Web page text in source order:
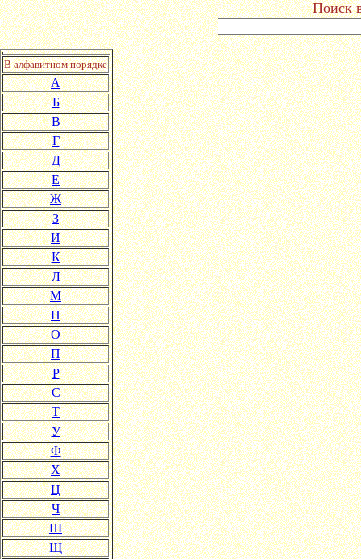
Поиск
В алфавитном порядке
А
Б
В
Г
Д
Е
Ж
З
И
К
Л
М
Н
О
П
Р
С
Т
У
Ф
Х
Ц
Ч
Ш
Щ